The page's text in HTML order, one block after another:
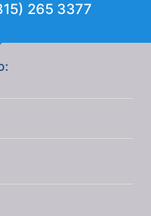
265 3377